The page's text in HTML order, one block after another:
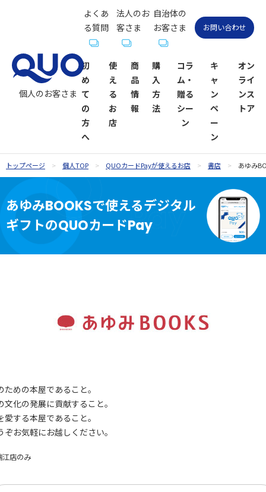
個人のお客さま
初
め
て
の
方
へ
使
え
る
お
店
ドが使え
るお店
ドPayが使
えるお店
商
品
情
報
ド
ドPay
購
入
方
法
コラ
ム・
贈る
シー
ン
ラム一覧
お祝い
定番ギフト
オリジナル
コンテンツ
一覧
お祝い
季節・その
他の贈り物
キ
ャ
ン
ペ
ー
ン
オン
ライ
ンス
トア
ドオンラ
インスト
ア
ドPayオン
ラインス
トア
よくあ
る質問
法人のお
客さま
自治体の
お客さま
お問い合わせ
トップページ 個人TOP QUOカードPayが使えるお店 書店 あゆみ
あゆみBOOKSで使えるデジタル
ギフトのQUOカードPay
ための本屋であること。
文化の発展に貢献すること。
愛する本屋であること。
ぞお気軽にお越しください。
店のみ